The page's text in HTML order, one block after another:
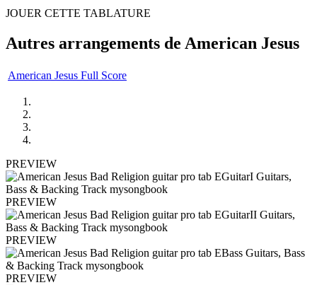
JOUER CETTE TABLATURE
Autres arrangements de American Jesus
American Jesus Full Score
PREVIEW
PREVIEW
PREVIEW
PREVIEW